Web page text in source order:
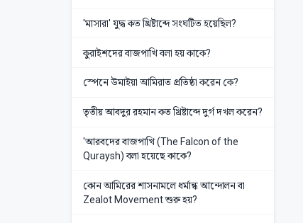
'মাসারা' যুদ্ধ কত খ্রিষ্টাব্দে সংঘটিত হয়েছিল?
কুরাইশদের বাজপাখি বলা হয় কাকে?
স্পেনে উমাইয়া আমিরাত প্রতিষ্ঠা করেন কে?
তৃতীয় আবদুর রহমান কত খ্রিষ্টাব্দে দুর্গ দখল করেন?
'আরবদের বাজপাখি (The Falcon of the
Quraysh) বলা হয়েছে কাকে?
কোন আমিরের শাসনামলে ধর্মান্ধ আন্দোলন বা
Zealot Movement শুরু হয়?